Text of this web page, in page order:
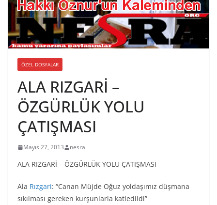
ÖZEL DOSYALAR
ALA RIZGARİ –
ÖZGÜRLÜK YOLU
ÇATIŞMASI
Mayıs 27, 2013 nesra
ALA RIZGARİ – ÖZGÜRLÜK YOLU ÇATIŞMASI
Ala Rızgari: “Canan Müjde Oğuz yoldaşımız düşmana
sıkılması gereken kurşunlarla katledildi”